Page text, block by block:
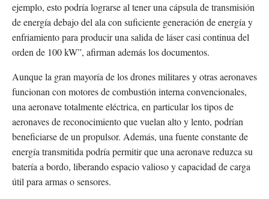
ejemplo, esto podría lograrse al tener una cápsula de transmisión
de energía debajo del ala con suficiente generación de energía y
enfriamiento para producir una salida de láser casi continua del
orden de 100 kW”, afirman además los documentos.
Aunque la gran mayoría de los drones militares y otras aeronaves
funcionan con motores de combustión interna convencionales,
una aeronave totalmente eléctrica, en particular los tipos de
aeronaves de reconocimiento que vuelan alto y lento, podrían
beneficiarse de un propulsor. Además, una fuente constante de
energía transmitida podría permitir que una aeronave reduzca su
batería a bordo, liberando espacio valioso y capacidad de carga
útil para armas o sensores.